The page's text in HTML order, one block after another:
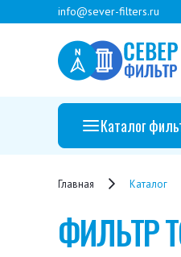
info@sever-filters.ru
Каталог
Главная Каталог
ФИЛЬТР